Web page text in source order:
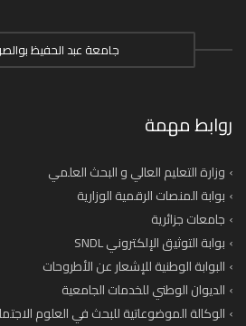
جامعة عبد الحفيظ
روابط مهمة
وزارة التعليم العالي و البحث العلمي
بوابة المنصات الرقمية الوزارية
جامعات جزائرية
بوابة التوثيق الإلكتروني SNDL
البوابة الوطنية للإشعار عن الأطروحات
الديوان الوطني للخدمات الجامعية
الوكالة الموضوعاتية للبحث في العلوم